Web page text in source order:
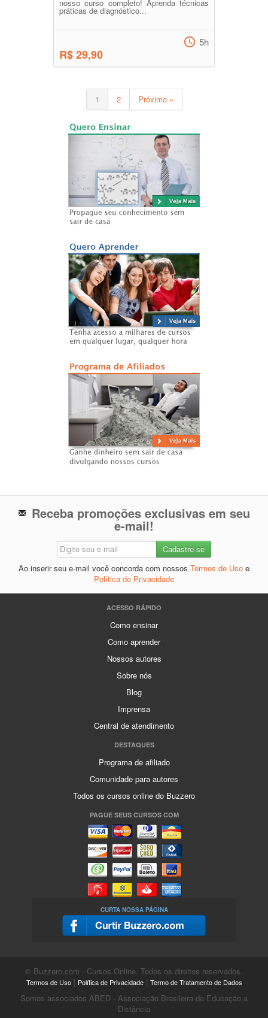
nosso curso completo! Aprenda técnicas
práticas de diagnóstico...
R$ 29,90
5h
1 2 Próximo »
Receba promoções exclusivas em seu
e-mail!
Ao inserir seu e-mail você concorda com nossos Termos de Uso e
Política de Privacidade
ACESSO RÁPIDO
Como ensinar
Como aprender
Nossos autores
Sobre nós
Blog
Imprensa
Central de atendimento
DESTAQUES
Programa de afiliado
Comunidade para autores
Todos os cursos online do Buzzero
PAGUE SEUS CURSOS COM
CURTA NOSSA PÁGINA
© Buzzero.com - Cursos Online. Todos os direitos reservados.
Termos de Uso| Política de Privacidade| Termo de Tratamento de Dados
Somos associados ABED - Associação Brasileira de Educação a
Distância